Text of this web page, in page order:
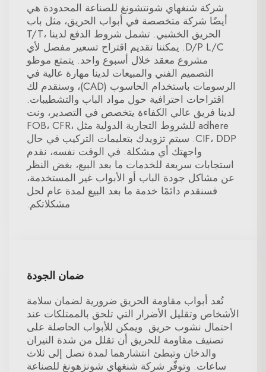
شركة شنغهاي شونتشونغ للصناعة المحدودة هي
أيضًا شركة متخصصة في أبواب الحريق، مثل باب
الحريق الخشبي. تشمل شروط الدفع لدينا T/T،
D/P L/C. يمكننا تقديم اقتراح تسعير مفصل لأي
مشروع معقد خلال أسبوع واحد. يتمتع موظو
التصميم الفني والمبيعات لدينا مهارة عالية في
الرسومات باستخدام الحاسوب (CAD)، وسنقدم لك
اقتراحات احترافية حول مواد الباب والتشطيبات.
لدينا فريق عالي الكفاءة يتخصص في التصدير، ونت
adhere للشروط التجارية الدولية مثل FOB، CFR،
CIF، DDP. سيتم تزويدك بتعليمات التركيب في حال
واجهتك أي مشكلة. في الوقت نفسه، نقدم
استجابات سريعة للخدمات ما بعد البيع، بغض النظر
عن مشاكل جودة الباب أو الأبواب غير المستخدمة،
فسنقدم دائمًا خدمة ما بعد البيع لمدة عام لحل
مشكلاتكم.
ضمان الجودة
تُعد أبواب مقاومة الحريق ضرورية لضمان سلامة
الأشخاص وتقليل الأضرار التي تلحق بالممتلكات عند
احتمال نشوب حريق. ويمكن للأبواب الحاصلة على
تصنيف مقاومة للحريق أن تقلل من شدة النيران
والدخان وتبطئ انتشارهما لمدة تصل إلى ثلاث
ساعات. وتوفّر شركة شنغهاي شونزهونغ للصناعة